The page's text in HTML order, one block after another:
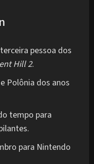
pessoa dos
Hill 2.
Polônia dos anos
tempo para
para Nintendo